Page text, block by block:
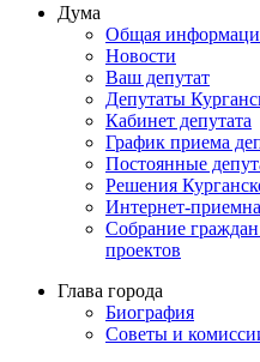
Дума
Общая
Новости
Ваш депутат
Депутаты
Кабинет депутата
График приема
Постоянные
Решения
Интернет-
Собрание
проектов
Глава города
Биография
Советы и